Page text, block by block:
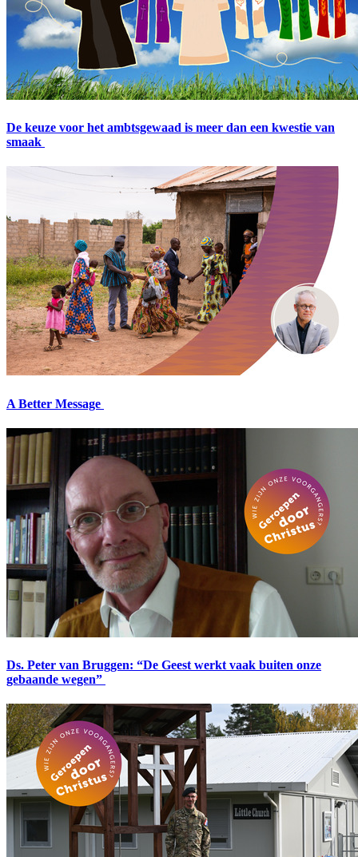
De keuze voor het ambtsgewaad is meer dan een kwestie van
smaak
A Better Message
Ds. Peter van Bruggen: “De Geest werkt vaak buiten onze
gebaande wegen”